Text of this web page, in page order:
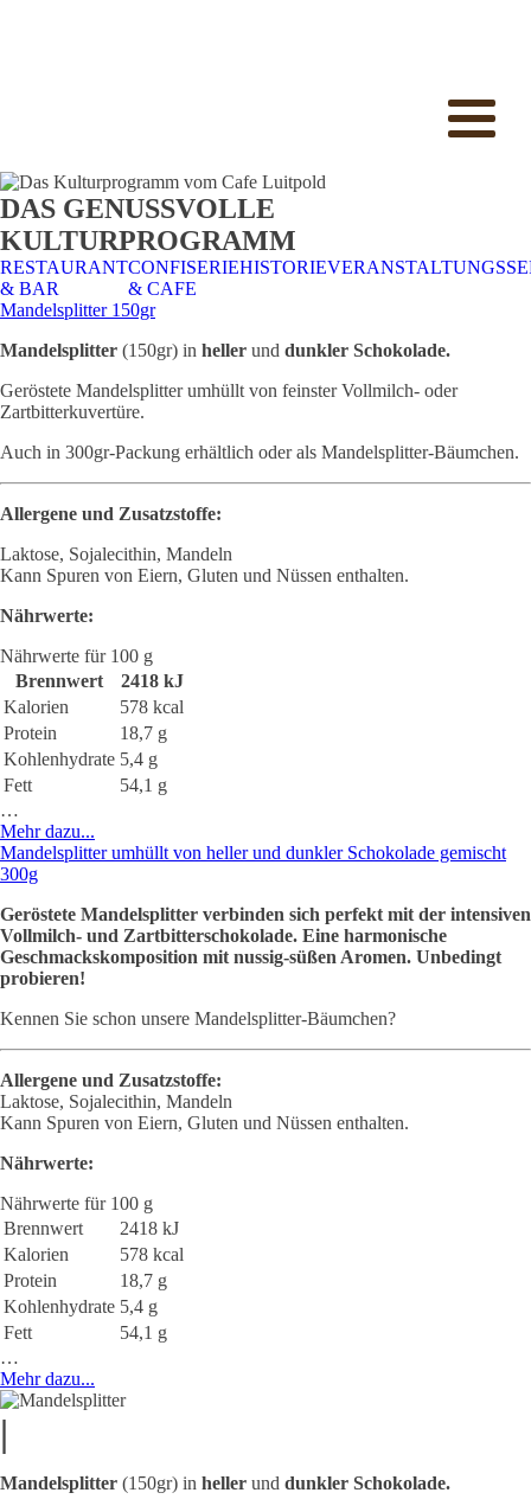
DAS GENUSSVOLLE
KULTURPROGRAMM
RESTAURANT
& BAR
CONFISERIE
& CAFE
HISTORIE
Mandelsplitter 150gr
Mandelsplitter (150gr) in heller und dunkler Schokolade.
Geröstete Mandelsplitter umhüllt von feinster Vollmilch- oder
Zartbitterkuvertüre.
Auch in 300gr-Packung erhältlich oder als Mandelsplitter-Bäumchen.
Allergene und Zusatzstoffe:
Laktose, Sojalecithin, Mandeln
Kann Spuren von Eiern, Gluten und Nüssen enthalten.
Nährwerte:
Nährwerte für 100 g
Brennwert
2418 kJ
Kalorien
578 kcal
Protein
18,7 g
Kohlenhydrate 5,4 g
Fett
54,1 g
…
Mehr dazu...
Mandelsplitter umhüllt von heller und dunkler Schokolade gemischt
300g
Geröstete Mandelsplitter verbinden sich perfekt mit der intensiven
Vollmilch- und Zartbitterschokolade. Eine harmonische
Geschmackskomposition mit nussig-süßen Aromen. Unbedingt
probieren!
Kennen Sie schon unsere Mandelsplitter-Bäumchen?
Allergene und Zusatzstoffe:
Laktose, Sojalecithin, Mandeln
Kann Spuren von Eiern, Gluten und Nüssen enthalten.
Nährwerte:
Nährwerte für 100 g
Brennwert
2418 kJ
Kalorien
578 kcal
Protein
18,7 g
Kohlenhydrate 5,4 g
Fett
54,1 g
…
Mehr dazu...
|
Mandelsplitter (150gr) in heller und dunkler Schokolade.